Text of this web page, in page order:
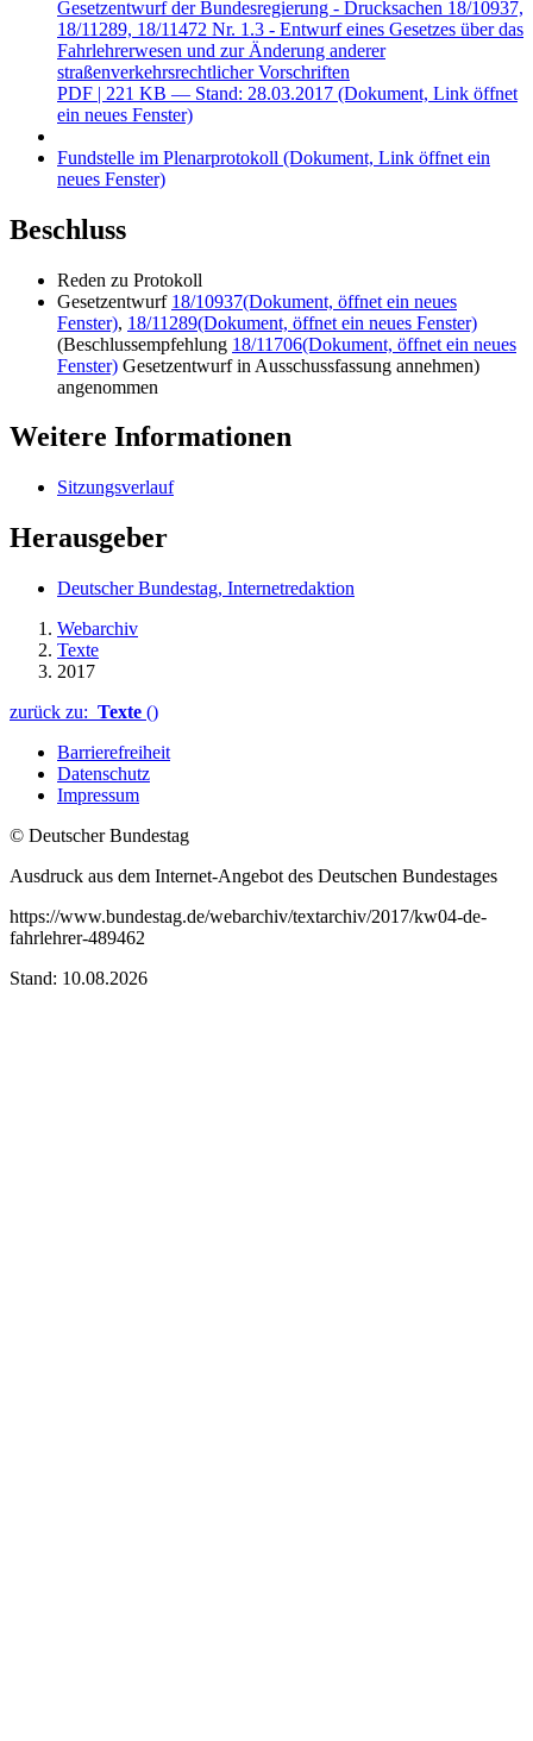
Gesetzentwurf der Bundesregierung - Drucksachen 18/10937,
18/11289, 18/11472 Nr. 1.3 - Entwurf eines Gesetzes über das
Fahrlehrerwesen und zur Änderung anderer
straßenverkehrsrechtlicher Vorschriften
PDF | 221 KB — Stand: 28.03.2017 (Dokument, Link öffnet
ein neues Fenster)
Fundstelle im Plenarprotokoll (Dokument, Link öffnet ein
neues Fenster)
Beschluss
Reden zu Protokoll
Gesetzentwurf 18/10937(Dokument, öffnet ein neues
Fenster), 18/11289(Dokument, öffnet ein neues Fenster)
(Beschlussempfehlung 18/11706(Dokument, öffnet ein neues
Fenster) Gesetzentwurf in Ausschussfassung annehmen)
angenommen
Weitere Informationen
Sitzungsverlauf
Herausgeber
Deutscher Bundestag, Internetredaktion
Webarchiv
Texte
2017
zurück zu: Texte ()
Barrierefreiheit
Datenschutz
Impressum
© Deutscher Bundestag
Ausdruck aus dem Internet-Angebot des Deutschen Bundestages
https://www.bundestag.de/webarchiv/textarchiv/2017/kw04-de-
fahrlehrer-489462
Stand: 10.08.2026